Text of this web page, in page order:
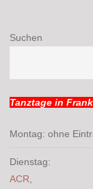
Suchen
Tanztage in
Montag: ohne
Dienstag:
ACR